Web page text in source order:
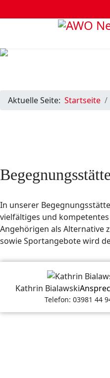
Aktuelle Seite: Startseite
In unserer
vielfältiges und
Angehörigen als Alternative
sowie Sportangebote wird
Kathrin Bialawski
Telefon: 03981 44